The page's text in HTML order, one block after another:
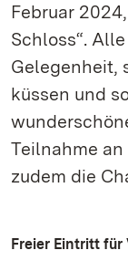
Februar
Schloss“.
Gelegenheit,
küssen und
Teilnahme
zudem die
Freier Eintritt für